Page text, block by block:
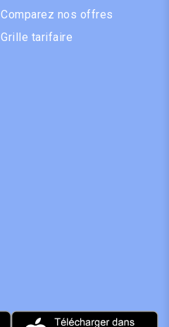
Comparez nos offres
Grille tarifaire